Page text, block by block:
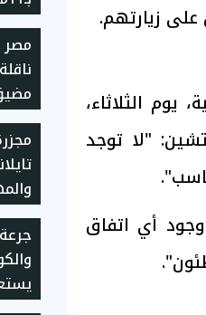
زيارتهم.
يوم الثلاثاء،
"لا توجد
أي اتفاق
عمر